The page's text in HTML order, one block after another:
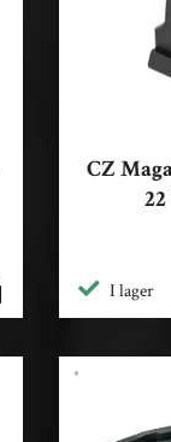
CZ
I lager